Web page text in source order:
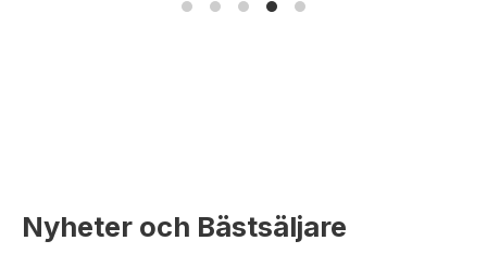
Nyheter och Bästsäljare